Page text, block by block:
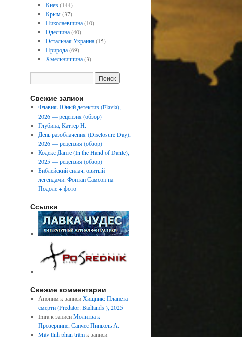
Киев(144)
Крым(37)
Николаевщина(10)
Одесчина(40)
Остальная Украина(15)
Природа(69)
Хмельниччина(3)
Свежие записи
Флавия. Юный детектив (Flavia),
2026 — рецензия (обзор)
Глубина, Каттер Н.
День разоблачения (Disclosure Day),
2026 — рецензия (обзор)
Кодекс Данте (In the Hand of Dante),
2025 — рецензия (обзор)
Библейский силач, овитый
легендами. Фонтан Самсон на
Подоле + фото
Ссылки
Свежие комментарии
Аноним к записиХищник: Планета
смерти (Predator: Badlands ), 2025
Imraк записиМолитва к
Прозерпине, Санчес Пиньоль А.
Máy tính phần trămк записи